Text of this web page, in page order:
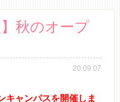
秋のオープ
20.09.07
キャンパスを開催しま